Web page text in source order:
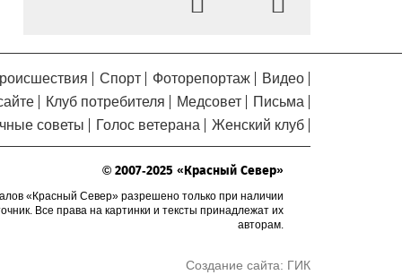
открылся в заречной части Вологды
5.08.2026 17:17 В Вологде завершены
работы по благоустройству на 18
дворовых территориях
5.08.2026 16:50 Осановская роща в
Вологде стала современным парком с
5.08.2026 16:41 Почти 13,5 тысячи человек
пострадали от клещей в Вологодской
Спорт Фоторепортаж
Видео
Клуб потребителя Медсовет
Письма
советы
Голос ветерана Женский клуб
© 2007-2025 «Красный Север»
«Красный Север» разрешено только при наличии
Все права на картинки и тексты принадлежат их
авторам.
Создание сайта: ГИК